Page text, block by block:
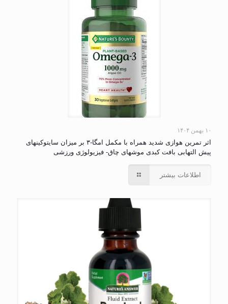
۱۰ بهمن ۱۴۰۴
اثر تمرین هوازی شدید همراه با مکمل امگا-۳ بر میزان سایتوکینهای
پیش التهابی بافت کبدی موشهای چاق- فیزیولوژی ورزشی
اطلاعات بیشتر